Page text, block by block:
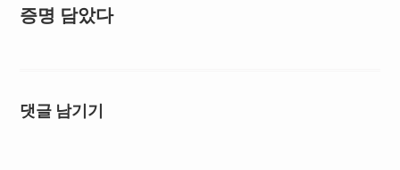
증명 담았다
댓글 남기기